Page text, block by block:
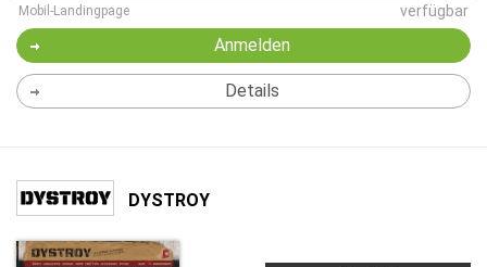
Mobil-Landingpage verfügbar
Anmelden
Details
DYSTROY